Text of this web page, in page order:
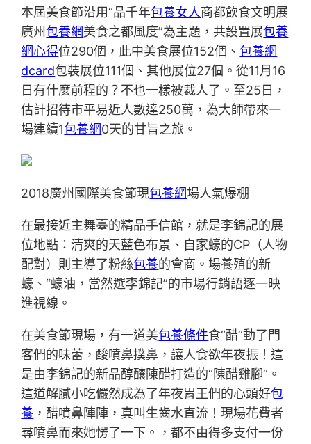
本屆美食節沿用“品千年包養女人商都飲食文明展
廣州包養網美食之都風度”為主題，共設置展包養
網心得位290個，此中美食展位152個、包養網
dcard包裝展位111個、其他展位27個。從11月16
日有什麼前程的？不也一樣被裁人了。至25日，
估計招待市平易近人數達250萬，為大師帶來一
場連續1包養網0天的甘旨之旅。
2018廣州國際美食節現包養網場人氣爆棚
在最接近主舞臺的精品手信館，就是李錦記的展
位地點：清爽的天藍色布景、自家蠔的CP（人物
配對）則主導了粉絲包養的會商。場養殖的新
蠔、“蠔油，當然選李錦記”的市場行銷語逐一映
進視線。
在美食節現場，有一道美包養條件食“醋”動了門
客們的味蕾，酸噴鼻撲鼻，讓人食欲年夜振！這
是由李錦記的新品醇釀陳醋打造的“陳醋雞腳”。
這道解膩小吃儼然成為了年夜胃王們的心頭好包
養 ，醋噴鼻陣陣，真叫生齒水直流！現場花費者
尋噴鼻而來她愣了一下。，都不由得多支付一份